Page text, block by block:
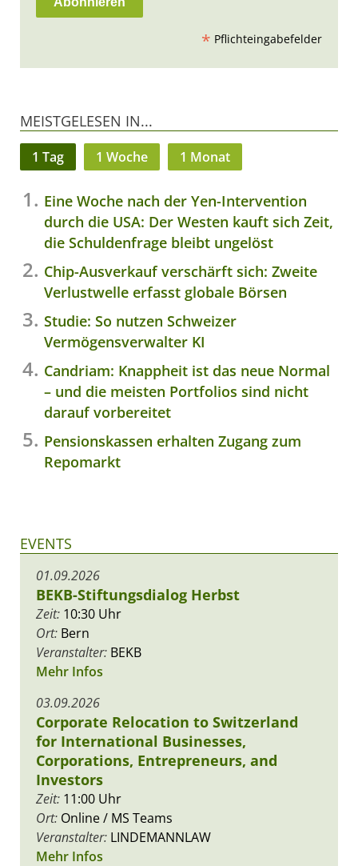
* Pflichteingabefelder
MEISTGELESEN IN...
1 Tag 1 Woche 1 Monat
Eine Woche nach der Yen-Intervention
durch die USA: Der Westen kauft sich Zeit,
die Schuldenfrage bleibt ungelöst
Chip-Ausverkauf verschärft sich: Zweite
Verlustwelle erfasst globale Börsen
Studie: So nutzen Schweizer
Vermögensverwalter KI
Candriam: Knappheit ist das neue Normal
– und die meisten Portfolios sind nicht
darauf vorbereitet
Pensionskassen erhalten Zugang zum
Repomarkt
EVENTS
01.09.2026
BEKB-Stiftungsdialog Herbst
Zeit: 10:30 Uhr
Ort: Bern
Veranstalter: BEKB
Mehr Infos
03.09.2026
Corporate Relocation to Switzerland
for International Businesses,
Corporations, Entrepreneurs, and
Investors
Zeit: 11:00 Uhr
Ort: Online / MS Teams
Veranstalter: LINDEMANNLAW
Mehr Infos